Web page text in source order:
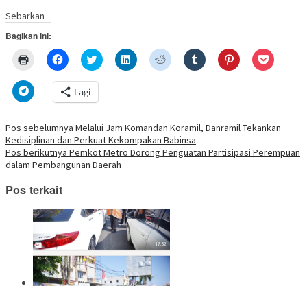
Sebarkan
Bagikan ini:
untuk
di
jendela
yang
Klik
untuk
di
Facebook(Membuka
di
baru)
Klik
untuk
pada
di
baru)
Klik
untuk
baru)
Klik
untuk
baru)
Klik
untuk
baru)
Klik
untuk
baru)
Klik
untuk
baru)
Klik
untuk
berbagi
Telegram(Membuka
di
jendela
yang
baru)
Lagi
Navigasi
pos
Pos sebelumnya Melalui Jam Komandan Koramil, Danramil Tekankan
Kedisiplinan dan Perkuat Kekompakan Babinsa
Pos berikutnya Pemkot Metro Dorong Penguatan Partisipasi Perempuan
dalam Pembangunan Daerah
Pos terkait